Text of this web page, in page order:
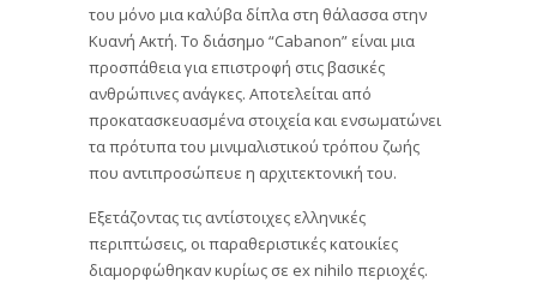
του μόνο μια καλύβα δίπλα στη θάλασσα στην
Κυανή Ακτή. Το διάσημο “Cabanon” είναι μια
προσπάθεια για επιστροφή στις βασικές
ανθρώπινες ανάγκες. Αποτελείται από
προκατασκευασμένα στοιχεία και ενσωματώνει
τα πρότυπα του μινιμαλιστικού τρόπου ζωής
που αντιπροσώπευε η αρχιτεκτονική του.
Εξετάζοντας τις αντίστοιχες ελληνικές
περιπτώσεις, οι παραθεριστικές κατοικίες
διαμορφώθηκαν κυρίως σε ex nihilo περιοχές.